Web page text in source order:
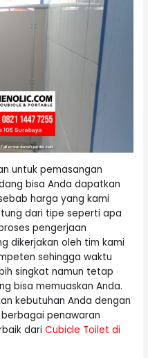
untuk pemasangan
bisa Anda dapatkan
harga yang kami
dari tipe seperti apa
pengerjaan
dikerjakan oleh tim kami
sehingga waktu
singkat namun tetap
bisa memuaskan Anda.
kebutuhan Anda dengan
penawaran
dariCubicle Toilet di